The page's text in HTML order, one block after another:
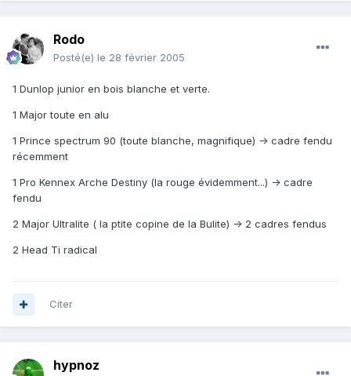
Rodo
Posté(e) le 28 février 2005
1 Dunlop junior en bois blanche et verte.
1 Major toute en alu
1 Prince spectrum 90 (toute blanche, magnifique) -> cadre fendu
récemment
1 Pro Kennex Arche Destiny (la rouge évidemment...) -> cadre
fendu
2 Major Ultralite ( la ptite copine de la Bulite) -> 2 cadres fendus
2 Head Ti radical
Citer
hypnoz